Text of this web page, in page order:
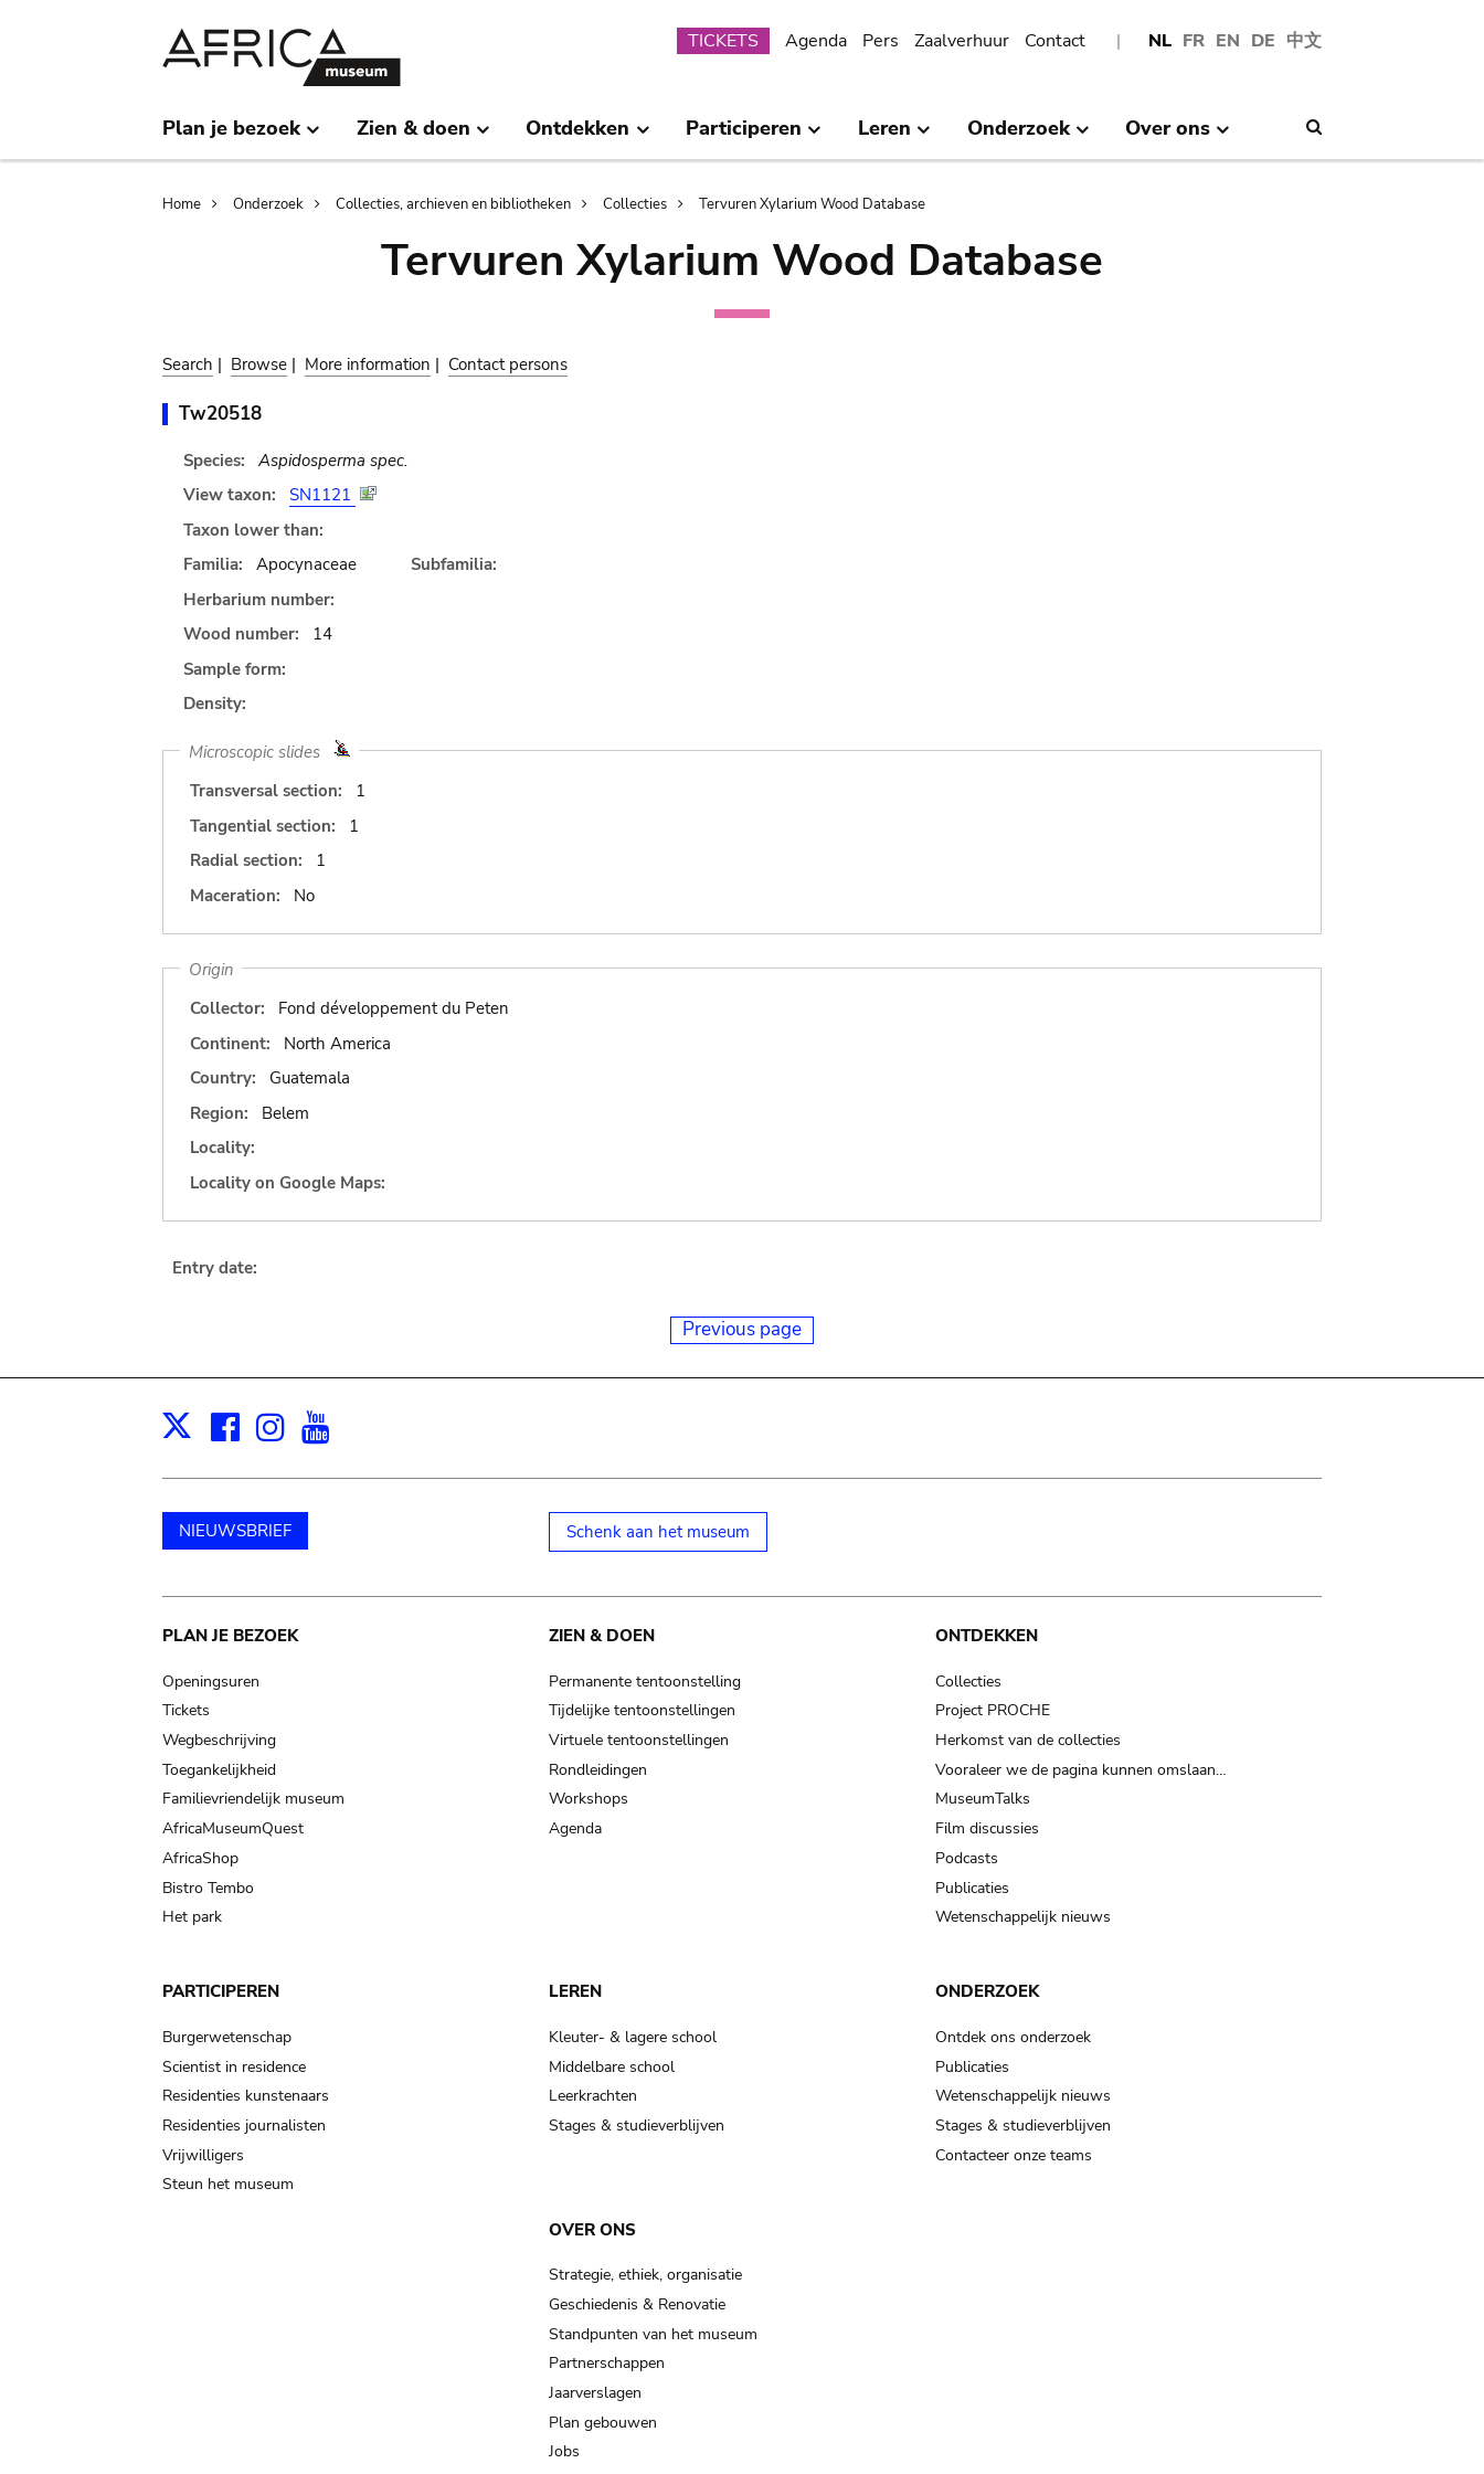
NL FR EN DE 中文
Submenu
TICKETS Agenda Pers Zaalverhuur Contact
Plan je bezoek Zien & doen Ontdekken Participeren Leren Onderzoek Over ons
Breadcrumb
Home Onderzoek Collecties, archieven en bibliotheken Collecties Tervuren Xylarium Wood Database
Tervuren Xylarium Wood Database
Search | Browse | More information | Contact persons
Tw20518
Species:
Aspidosperma spec.
View taxon:
SN1121
Taxon lower than:
Familia:
Apocynaceae
Subfamilia:
Herbarium number:
Wood number:
14
Sample form:
Density:
Microscopic slides
Transversal section:
1
Tangential section:
1
Radial section:
1
Maceration:
No
Origin
Collector:
Fond développement du Peten
Continent:
North America
Country:
Guatemala
Region:
Belem
Locality:
Locality on Google Maps:
Entry date:
Previous page
X Facebook
Instagram
NIEUWSBRIEF Schenk aan het museum
Main
navigation
PLAN JE BEZOEK
Openingsuren
Tickets
Wegbeschrijving
Toegankelijkheid
Familievriendelijk museum
AfricaMuseumQuest
AfricaShop
Bistro Tembo
Het park
ZIEN & DOEN
Permanente tentoonstelling
Tijdelijke tentoonstellingen
Virtuele tentoonstellingen
Rondleidingen
Workshops
Agenda
ONTDEKKEN
Collecties
Project PROCHE
Herkomst van de collecties
Vooraleer we de pagina kunnen omslaan…
MuseumTalks
Film discussies
Podcasts
Publicaties
Wetenschappelijk nieuws
PARTICIPEREN
Burgerwetenschap
Scientist in residence
Residenties kunstenaars
Residenties journalisten
Vrijwilligers
Steun het museum
LEREN
Kleuter- & lagere school
Middelbare school
Leerkrachten
Stages & studieverblijven
ONDERZOEK
Ontdek ons onderzoek
Publicaties
Wetenschappelijk nieuws
Stages & studieverblijven
Contacteer onze teams
OVER ONS
Strategie, ethiek, organisatie
Geschiedenis & Renovatie
Standpunten van het museum
Partnerschappen
Jaarverslagen
Plan gebouwen
Jobs